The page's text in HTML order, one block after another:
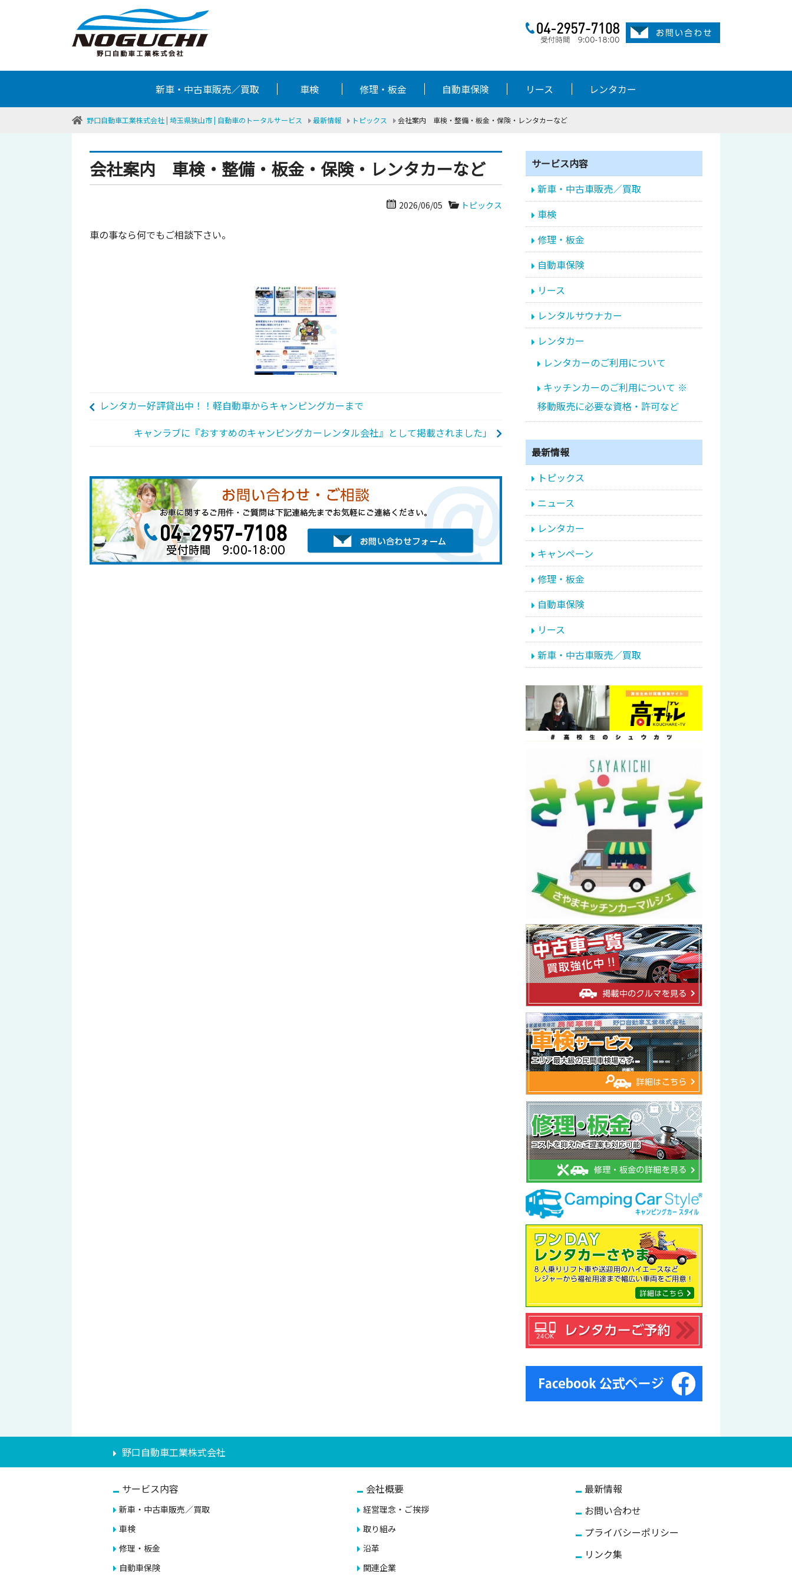
新車・中古車販売／買取 車検 修理・板金 自動車保険 リース レンタカー
野口自動車工業株式会社 | 埼玉県狭山市 | 自動車のトータルサービス 最新情報 トピックス 会社案内 車検・整備・板金・保険・レンタカーなど
会社案内 車検・整備・板金・保険・レンタカーなど
2026/06/05 トピックス
車の事なら何でもご相談下さい。
レンタカー好評貸出中！！軽自動車からキャンピングカーまで
キャンラブに『おすすめのキャンピングカーレンタル会社』として掲載されました」
サービス内容
新車・中古車販売／買取
車検
修理・板金
自動車保険
リース
レンタルサウナカー
レンタカー
レンタカーのご利用について
キッチンカーのご利用について ※
移動販売に必要な資格・許可など
最新情報
トピックス
ニュース
レンタカー
キャンペーン
修理・板金
自動車保険
リース
新車・中古車販売／買取
野口自動車工業株式会社
サービス内容
新車・中古車販売／買取
車検
修理・板金
自動車保険
会社概要
経営理念・ご挨拶
取り組み
沿革
関連企業
最新情報
お問い合わせ
プライバシーポリシー
リンク集